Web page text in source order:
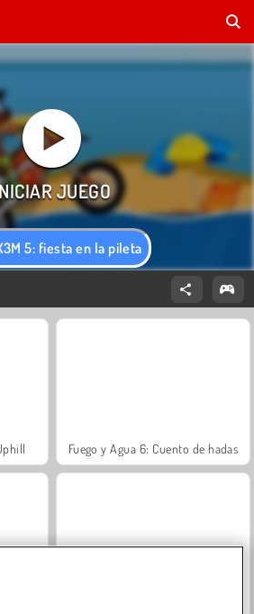
5: fiesta en la pileta
Fuego y Agua 6: Cuento de hadas